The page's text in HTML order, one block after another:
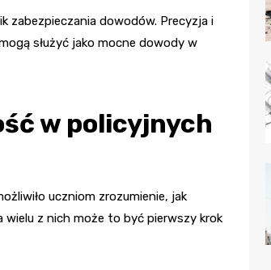
zabezpieczania dowodów. Precyzja i
służyć jako mocne dowody w
w policyjnych
uczniom zrozumienie, jak
z nich może to być pierwszy krok